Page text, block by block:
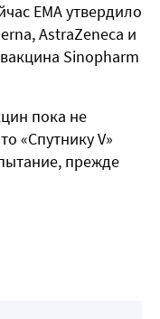
EMA утвердило
AstraZeneca и
Sinopharm
пока не
«Спутнику V»
прежде